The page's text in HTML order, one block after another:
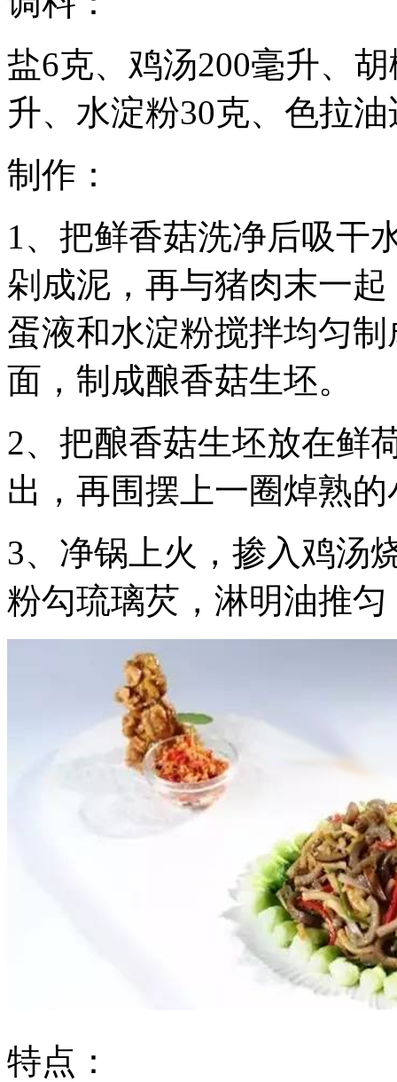
盐6克、鸡汤200毫升、
升、水淀粉30克、色拉
制作：
1、把鲜香菇洗净后吸干
剁成泥，再与猪肉末一
蛋液和水淀粉搅拌均匀
面，制成酿香菇生坯。
2、把酿香菇生坯放在鲜
出，再围摆上一圈焯熟
3、净锅上火，掺入鸡汤
粉勾琉璃芡，淋明油推
特点：